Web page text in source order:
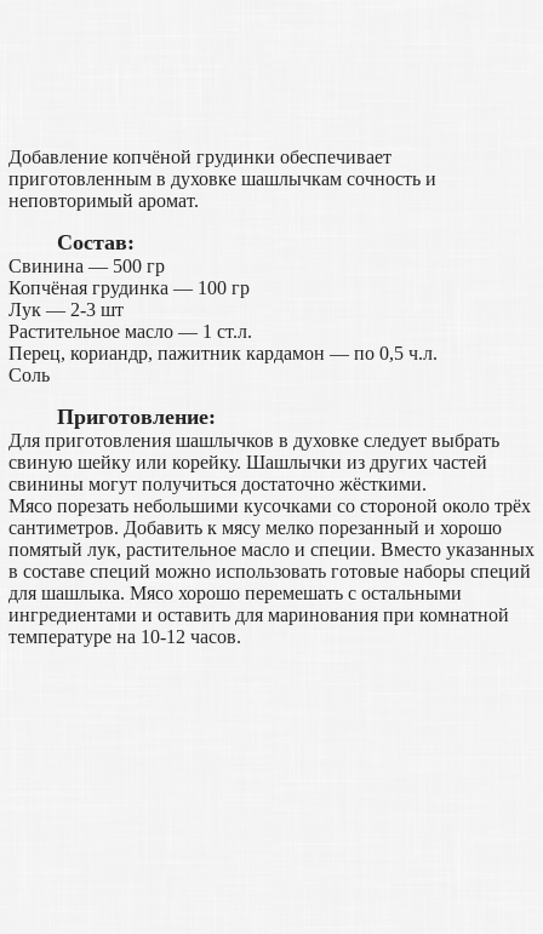
Добавление копчёной грудинки обеспечивает
приготовленным в духовке шашлычкам сочность и
неповторимый аромат.
Состав:
Свинина — 500 гр
Копчёная грудинка — 100 гр
Лук — 2-3 шт
Растительное масло — 1 ст.л.
Перец, кориандр, пажитник кардамон — по 0,5 ч.л.
Соль
Приготовление:
Для приготовления шашлычков в духовке следует выбрать
свиную шейку или корейку. Шашлычки из других частей
свинины могут получиться достаточно жёсткими.
Мясо порезать небольшими кусочками со стороной около трёх
сантиметров. Добавить к мясу мелко порезанный и хорошо
помятый лук, растительное масло и специи. Вместо указанных
в составе специй можно использовать готовые наборы специй
для шашлыка. Мясо хорошо перемешать с остальными
ингредиентами и оставить для маринования при комнатной
температуре на 10-12 часов.